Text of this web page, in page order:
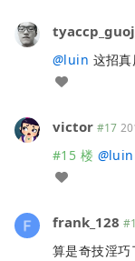
@luin 这招真
victor #17
#15 楼 @luin
frank_128
算是奇技淫巧